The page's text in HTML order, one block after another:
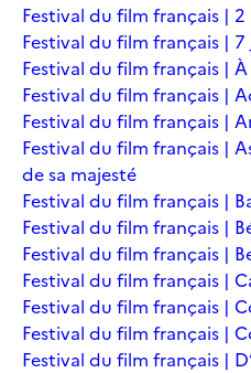
Festival du film français |
Festival du film français | 7
Festival du film français |
Festival du film français |
Festival du film français |
Festival du film français |
de sa majesté
Festival du film français |
Festival du film français |
Festival du film français |
Festival du film français |
Festival du film français |
Festival du film français |
Festival du film français |